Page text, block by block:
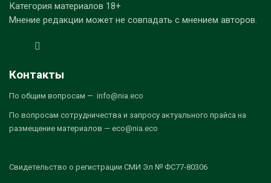
Категория материалов 18+
Мнение редакции может не совпадать с мнением авторов.
Контакты
По общим вопросам — info@nia.eco
По вопросам сотрудничества и запросу актуального прайса на
размещение материалов — eco@nia.eco
Свидетельство о регистрации СМИ Эл № ФС77-80306